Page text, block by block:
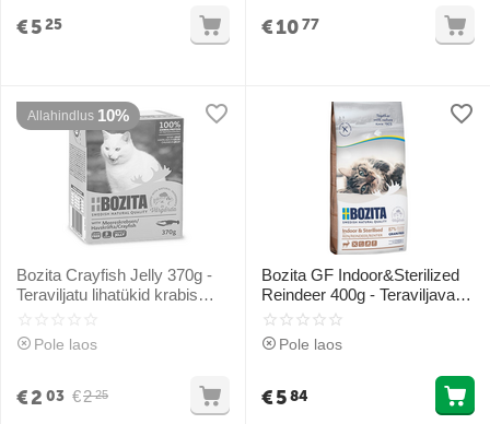
€525 €1077
Allahindlus 10%
Bozita Crayfish Jelly 370g -
Teraviljatu lihatükid krabis
Pole laos
€2 25
€2 03
Bozita GF Indoor&Sterilized
Reindeer 400g - Teraviljavaba
kuivtoit põhjapõdraga
steriliseeritud kassidele
Pole laos
€584